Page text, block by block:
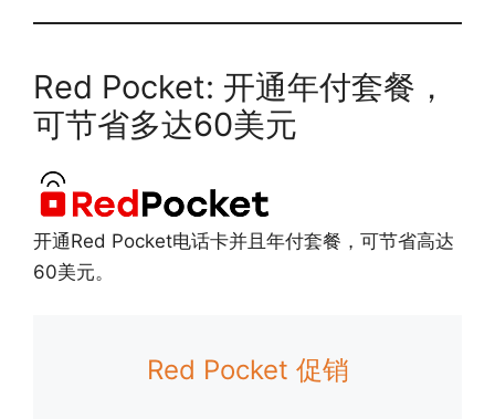
Red Pocket: 开通年付套餐，
可节省多达60美元
开通Red Pocket电话卡并且年付套餐，可节省高达
60美元。
Red Pocket 促销